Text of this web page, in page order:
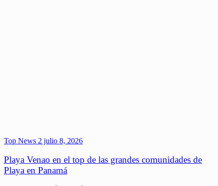
Top News 2 julio 8, 2026
Playa Venao en el top de las grandes comunidades de
Playa en Panamá